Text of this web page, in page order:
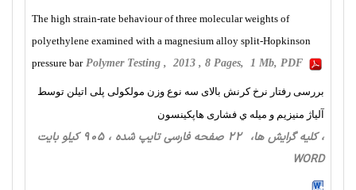
The high strain-rate behaviour of three molecular weights of
polyethylene examined with a magnesium alloy split-Hopkinson
pressure bar Polymer Testing , 2013 , 8 Pages, 1 Mb, PDF
بررسی رفتار نرخ کرنش بالای سه نوع وزن مولکولی پلی اتیلن توسط
آلیاژ منیزیم و ميله ي فشاری هاپكينسون
، کلیه گرایش ها، 22 صفحه فارسی تایپ شده ، 905 کیلو بایت
WORD